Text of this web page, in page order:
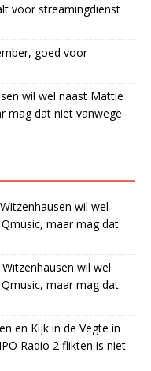
voor streamingdienst
goed voor
wil wel naast Mattie
mag dat niet vanwege
wil wel
maar mag dat
wil wel
maar mag dat
en Kijk in de Vegte in
Radio 2 flikten is niet